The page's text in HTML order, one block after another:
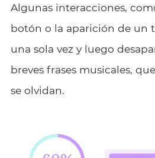
Algunas interacciones,
botón o la aparición de un
una sola vez y luego
breves frases musicales,
se olvidan.